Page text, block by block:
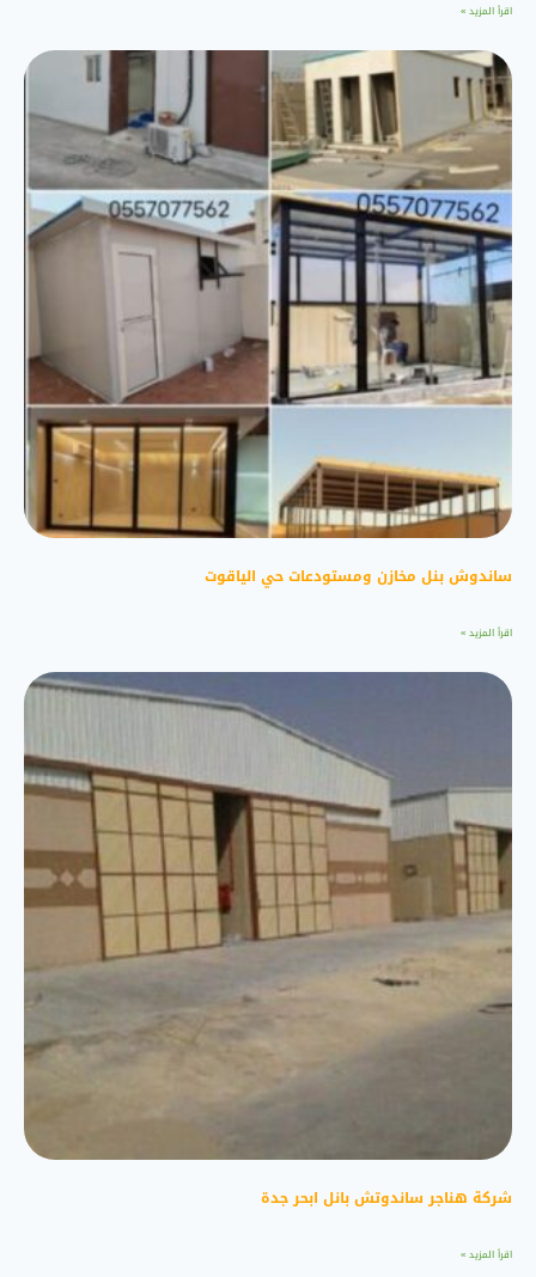
اقرأ المزيد »
ساندوش بنل مخازن ومستودعات حي الياقوت
اقرأ المزيد »
شركة هناجر ساندوتش بانل ابحر جدة
اقرأ المزيد »